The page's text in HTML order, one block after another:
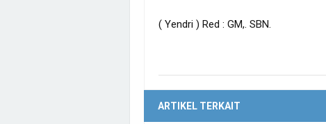
( Yendri ) Red : GM,. SBN.
ARTIKEL TERKAIT